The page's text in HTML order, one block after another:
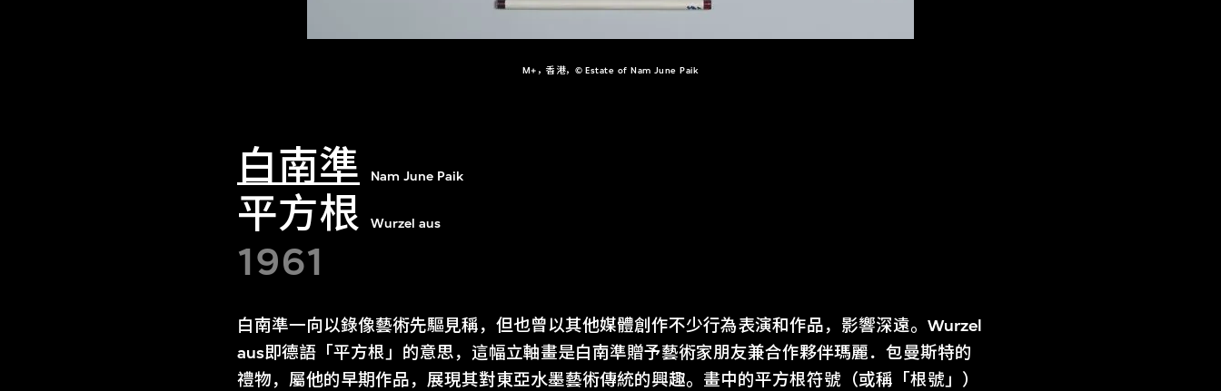
M+，香港，© Estate of Nam June Paik
白南準 Nam June Paik
平方根 Wurzel aus
1961
白南準一向以錄像藝術先驅見稱，但也曾以其他媒體創作不少行為表演和作品，影響深遠。Wurzel
aus即德語「平方根」的意思，這幅立軸畫是白南準贈予藝術家朋友兼合作夥伴瑪麗．包曼斯特的
禮物，屬他的早期作品，展現其對東亞水墨藝術傳統的興趣。畫中的平方根符號（或稱「根號」）